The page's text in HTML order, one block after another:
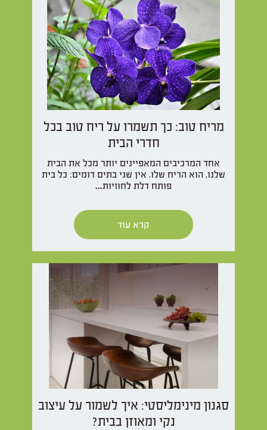
מריח טוב: כך תשמרו על ריח טוב בכל
חדרי הבית
אחד המרכיבים המאפיינים יותר מכל את הבית
שלנו, הוא הריח שלו. אין שני בתים דומים: כל בית
פותח דלת לחוויות…
קרא עוד
סגנון מינימליסטי: איך לשמור על עיצוב
נקי ומאוזן בבית?